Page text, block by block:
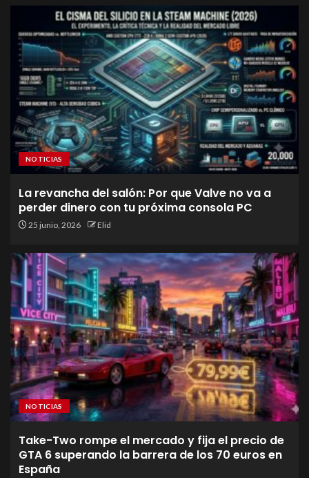
NOTICIAS
La revancha del salón: Por que Valve no va a
perder dinero con tu próxima consola PC
25 junio, 2026 Elid
NOTICIAS
Take-Two rompe el mercado y fija el precio de
GTA 6 superando la barrera de los 70 euros en
España